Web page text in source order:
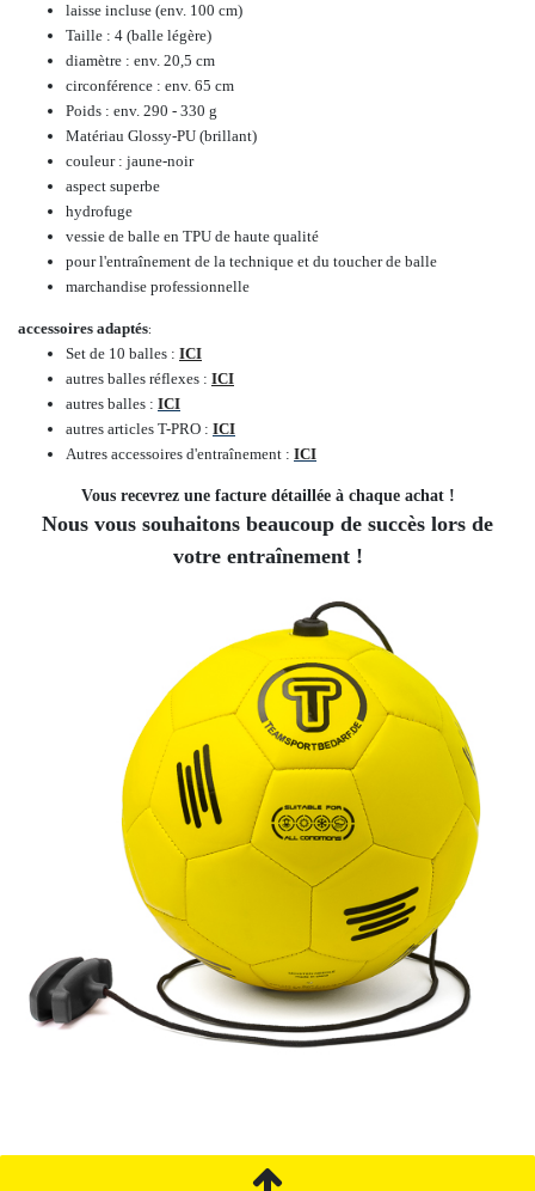
laisse incluse (env. 100 cm)
Taille : 4 (balle légère)
diamètre : env. 20,5 cm
circonférence : env. 65 cm
Poids : env. 290 - 330 g
Matériau Glossy-PU (brillant)
couleur : jaune-noir
aspect superbe
hydrofuge
vessie de balle en TPU de haute qualité
pour l'entraînement de la technique et du toucher de balle
marchandise professionnelle
accessoires adaptés:
Set de 10 balles : ICI
autres balles réflexes : ICI
autres balles : ICI
autres articles T-PRO : ICI
Autres accessoires d'entraînement : ICI
Vous recevrez une facture détaillée à chaque achat !
Nous vous souhaitons beaucoup de succès lors de
votre entraînement !